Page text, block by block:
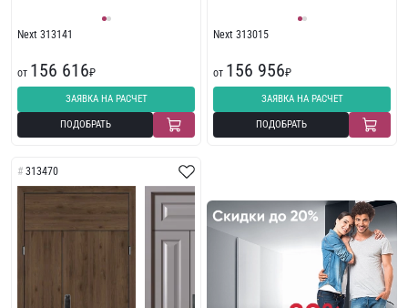
Next 313141
от 156 616₽
ЗАЯВКА НА РАСЧЕТ
ПОДОБРАТЬ
Next 313015
от 156 956₽
ЗАЯВКА НА РАСЧЕТ
ПОДОБРАТЬ
313470